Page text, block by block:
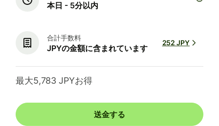
本日 - 5分以内
合計手数料
JPYの金額に含まれています
252 JPY
最大5,783 JPYお得
送金する